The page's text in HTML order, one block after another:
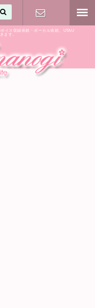
イス収録依頼・ボーカル依頼、UTAU
ます。
気軽に♪